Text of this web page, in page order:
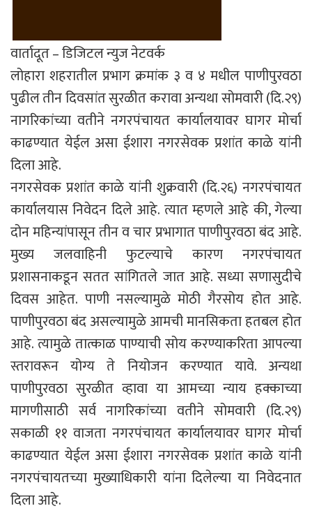
वार्तादूत – डिजिटल न्युज नेटवर्क
लोहारा शहरातील प्रभाग क्रमांक ३ व ४ मधील पाणीपुरवठा
पुढील तीन दिवसांत सुरळीत करावा अन्यथा सोमवारी (दि.२९)
नागरिकांच्या वतीने नगरपंचायत कार्यालयावर घागर मोर्चा
काढण्यात येईल असा ईशारा नगरसेवक प्रशांत काळे यांनी
दिला आहे.
नगरसेवक प्रशांत काळे यांनी शुक्रवारी (दि.२६) नगरपंचायत
कार्यालयास निवेदन दिले आहे. त्यात म्हणले आहे की, गेल्या
दोन महिन्यांपासून तीन व चार प्रभागात पाणीपुरवठा बंद आहे.
मुख्य जलवाहिनी फुटल्याचे कारण नगरपंचायत
प्रशासनाकडून सतत सांगितले जात आहे. सध्या सणासुदीचे
दिवस आहेत. पाणी नसल्यामुळे मोठी गैरसोय होत आहे.
पाणीपुरवठा बंद असल्यामुळे आमची मानसिकता हतबल होत
आहे. त्यामुळे तात्काळ पाण्याची सोय करण्याकरिता आपल्या
स्तरावरून योग्य ते नियोजन करण्यात यावे. अन्यथा
पाणीपुरवठा सुरळीत व्हावा या आमच्या न्याय हक्काच्या
मागणीसाठी सर्व नागरिकांच्या वतीने सोमवारी (दि.२९)
सकाळी ११ वाजता नगरपंचायत कार्यालयावर घागर मोर्चा
काढण्यात येईल असा ईशारा नगरसेवक प्रशांत काळे यांनी
नगरपंचायतच्या मुख्याधिकारी यांना दिलेल्या या निवेदनात
दिला आहे.